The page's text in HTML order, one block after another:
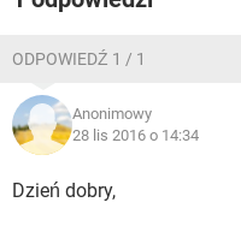
ODPOWIEDŹ 1 / 1
Anonimowy
28 lis 2016 o 14:34
Dzień dobry,